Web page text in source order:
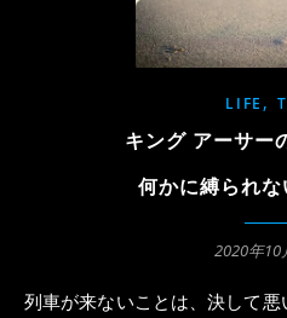
LIFE ,
キング アーサー
何かに縛られ
2020年10
列車が来ないことは、決して悪いことばかりではなかったよ